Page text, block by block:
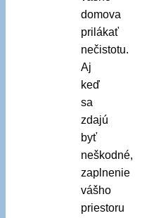
domova
prilákať
nečistotu.
Aj
keď
sa
zdajú
byť
neškodné,
zaplnenie
vášho
priestoru